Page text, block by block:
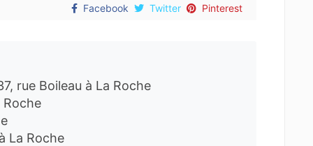
Facebook Twitter Pinterest
rue Boileau à La Roche
Roche
La Roche